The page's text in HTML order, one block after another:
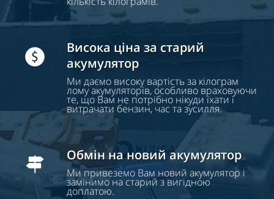
Висока ціна за старий
акумулятор
Ми даємо високу вартість за кілограм
лому акумуляторів, особливо враховуючи
те, що Вам не потрібно нікуди їхати і
витрачати бензин, час та зусилля.
Обмін на новий акумулятор
Ми привеземо Вам новий акумулятор і
замінимо на старий з вигідною
доплатою.